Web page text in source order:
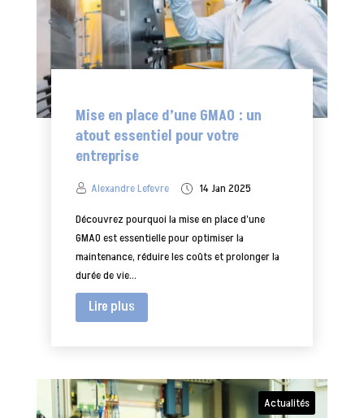
Mise en place d’une GMAO : un
atout essentiel pour votre
entreprise
Alexandre Lefevre
14 Jan 2025
Découvrez pourquoi la mise en place d’une
GMAO est essentielle pour optimiser la
maintenance, réduire les coûts et prolonger la
durée de vie...
Lire plus
Actualités